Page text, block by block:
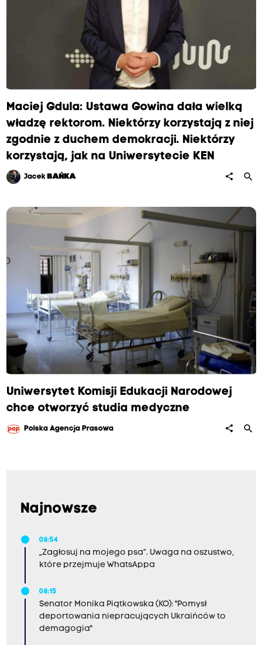
Maciej Gdula: Ustawa Gowina dała wielką
władzę rektorom. Niektórzy korzystają z niej
zgodnie z duchem demokracji. Niektórzy
korzystają, jak na Uniwersytecie KEN
Jacek BAŃKA share search
Uniwersytet Komisji Edukacji Narodowej
chce otworzyć studia medyczne
Polska Agencja Prasowa share search
Najnowsze
08:54
„Zagłosuj na mojego psa”. Uwaga na oszustwo,
które przejmuje WhatsAppa
08:15
Senator Monika Piątkowska (KO): "Pomysł
deportowania niepracujących Ukraińców to
demagogia"